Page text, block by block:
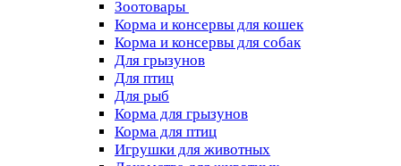
Зоотовары
Корма и консервы для кошек
Корма и консервы для собак
Для грызунов
Для птиц
Для рыб
Корма для грызунов
Корма для птиц
Игрушки для животных